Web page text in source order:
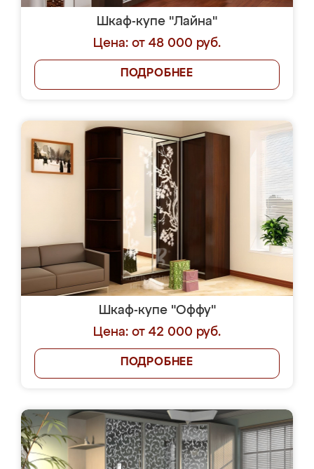
Шкаф-купе "Лайна"
Цена: от 48 000 руб.
ПОДРОБНЕЕ
Шкаф-купе "Оффу"
Цена: от 42 000 руб.
ПОДРОБНЕЕ